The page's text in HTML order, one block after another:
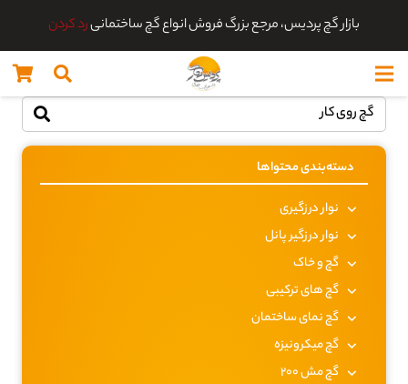
بازار گچ پردیس، مرجع بزرگ فروش انواع گچ ساختمانیرد کردن
دسته‌بندی محتواها
نوار درزگیری
نوار درزگیر پانل
گچ و خاک
گچ های ترکیبی
گچ نمای ساختمان
گچ میکرونیزه
گچ مش 200